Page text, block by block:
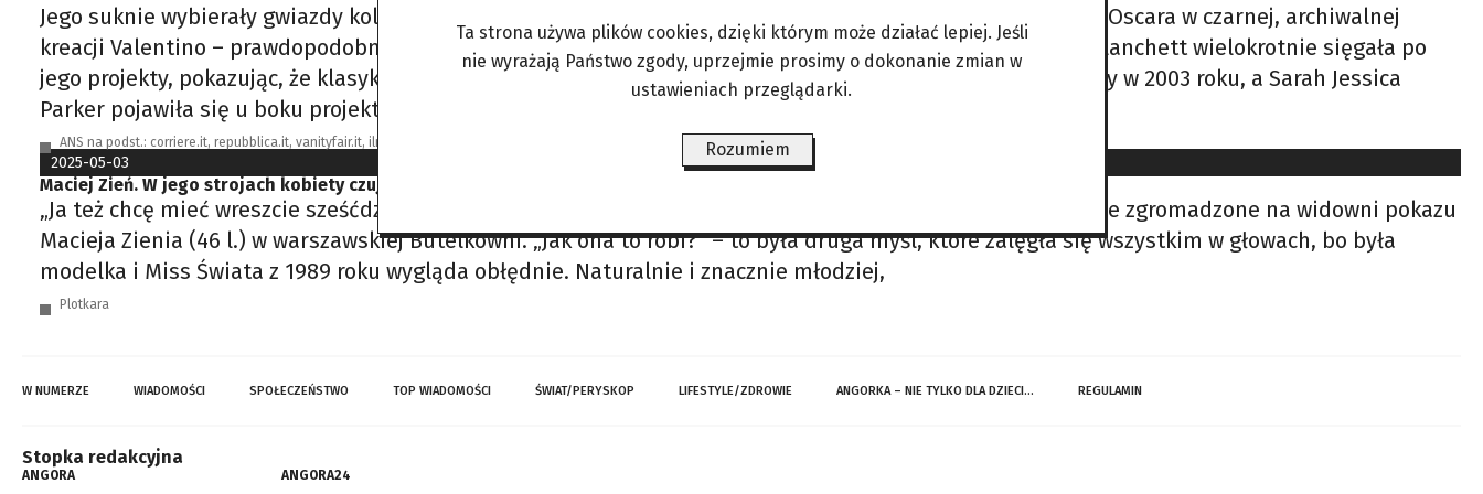
Jego suknie wybierały gwiazdy kolejnych dekad, świadome wagi chwili i siły obrazu. Julia Roberts odebrała Oscara w czarnej, archiwalnej
kreacji Valentino – prawdopodobnie był to najbardziej kultowy look w dziejach czerwonego dywanu. Cate Blanchett wielokrotnie sięgała po
jego projekty, pokazując, że klasyka może brzmieć nowocześnie. Jennifer Lopez wybrała Valentino na Oscary w 2003 roku, a Sarah Jessica
Parker pojawiła się u boku projektanta na Met Gali, traktując
ANS na podst.: corriere.it, repubblica.it, vanityfair.it, ilmessaggero.it, ilfattoquotidiano.it
2025-05-03
Maciej Zień. W jego strojach kobiety czują się luksusowo
„Ja też chcę mieć wreszcie sześćdziesiąt lat” – musiały westchnąć na widok Anety Kręglickiej młodsze panie zgromadzone na widowni pokazu
Macieja Zienia (46 l.) w warszawskiej Butelkowni. „Jak ona to robi?” – to była druga myśl, które zalęgła się wszystkim w głowach, bo była
modelka i Miss Świata z 1989 roku wygląda obłędnie. Naturalnie i znacznie młodziej,
Plotkara
W NUMERZE WIADOMOŚCI SPOŁECZEŃSTWO TOP WIADOMOŚCI ŚWIAT/PERYSKOP LIFESTYLE/ZDROWIE ANGORKA – NIE TYLKO DLA DZIECI… REGULAMIN
Stopka redakcyjna
ANGORA ANGORA24
Ta strona używa plików cookies, dzięki którym może działać lepiej. Jeśli
nie wyrażają Państwo zgody, uprzejmie prosimy o dokonanie zmian w
ustawieniach przeglądarki.
Rozumiem